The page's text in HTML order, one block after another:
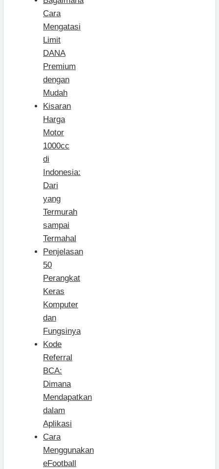
Cara
Mengatasi
Limit
DANA
Premium
dengan
Mudah
Kisaran
Harga
Motor
1000cc
di
Indonesia:
Dari
yang
Termurah
sampai
Termahal
Penjelasan
50
Perangkat
Keras
Komputer
dan
Fungsinya
Kode
Referral
BCA:
Dimana
Mendapatkan
dalam
Aplikasi
Cara
Menggunakan
eFootball